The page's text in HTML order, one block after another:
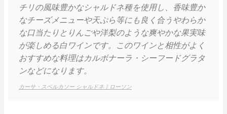
チリの風味豊かなシャルドネ種を使用し、香味豊か
なチーズメニューや天ぷら等にも良く合うやわらか
な口当たりとりんごや洋梨のような爽やかな果実味
が楽しめる白ワインです。このワインと相性がよく
おすすめな料理はカルボナーラ・シーフードグラタ
ンなどになります。
カーサ・スベルカソー シャルドネ｜ローソン